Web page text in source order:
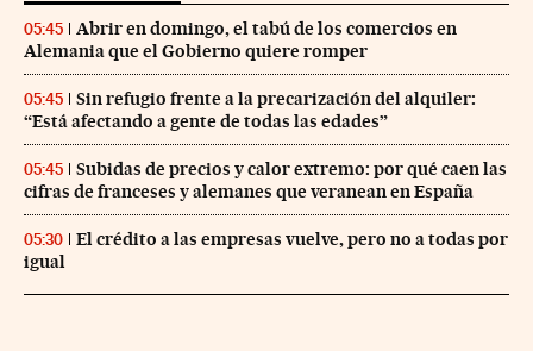
05:45
Abrir en domingo, el tabú de los comercios en
Alemania que el Gobierno quiere romper
05:45
Sin refugio frente a la precarización del alquiler:
“Está afectando a gente de todas las edades”
05:45
Subidas de precios y calor extremo: por qué caen las
cifras de franceses y alemanes que veranean en España
05:30
El crédito a las empresas vuelve, pero no a todas por
igual